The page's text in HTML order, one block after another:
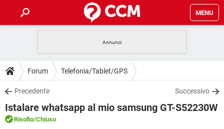
MENU
INTRATTENIMENTO ANDROID
iOS
INSTAGRAM WHATSAPP
TIKTOK
GUIDE
COVID-19 GAMING
iOS
DOWNLOAD
COVID-19 GAMING
INTRATTENIMENTO
FORUM
Forum Telefonia/Tablet/GPS
Precedente Successivo
Istalare whatsapp al mio samsung GT-S52230W
Risolto/Chiuso